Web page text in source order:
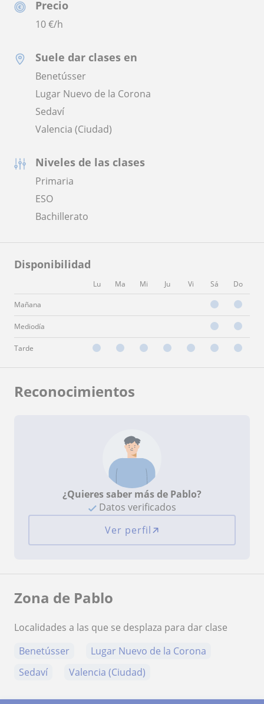
Precio
10€/h
Suele dar clases en
Benetússer
Lugar Nuevo de la Corona
Sedaví
Valencia (Ciudad)
Niveles de las clases
Primaria
ESO
Bachillerato
Disponibilidad
Lu Ma Mi Ju Vi Sá Do
Mañana
Mediodía
Tarde
Reconocimientos
¿Quieres saber más de Pablo?
Datos verificados
Ver perfil
Zona de Pablo
Localidades a las que se desplaza para dar clase
Benetússer
Lugar Nuevo de la Corona
Sedaví
Valencia (Ciudad)